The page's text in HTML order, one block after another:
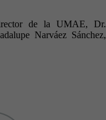
de la UMAE, Dr.
Narváez Sánchez,